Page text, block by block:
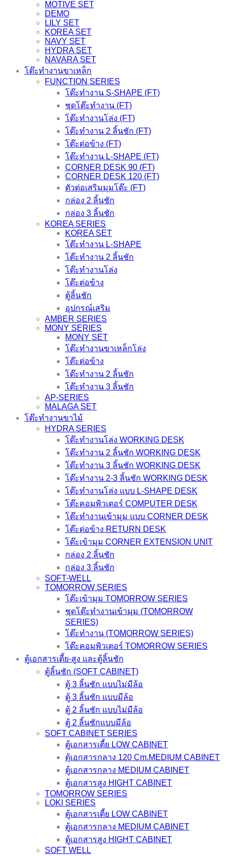
MOTIVE SET
DEMO
LILY SET
KOREA SET
NAVY SET
HYDRA SET
NAVARA SET
โต๊ะทำงานขาเหล็ก
FUNCTION SERIES
โต๊ะทำงาน S-SHAPE (FT)
ชุดโต๊ะทำงาน (FT)
โต๊ะทำงานโล่ง (FT)
โต๊ะทำงาน 2 ลิ้นชัก (FT)
โต๊ะต่อข้าง (FT)
โต๊ะทำงาน L-SHAPE (FT)
CORNER DESK 90 (FT)
CORNER DESK 120 (FT)
ตัวต่อเสริมมุมโต๊ะ (FT)
กล่อง 2 ลิ้นชัก
กล่อง 3 ลิ้นชัก
KOREA SERIES
KOREA SET
โต๊ะทำงาน L-SHAPE
โต๊ะทำงาน 2 ลิ้นชัก
โต๊ะทำงานโล่ง
โต๊ะต่อข้าง
ตู้ลิ้นชัก
อุปกรณ์เสริม
AMBER SERIES
MONY SERIES
MONY SET
โต๊ะทำงานขาเหล็กโล่ง
โต๊ะต่อข้าง
โต๊ะทำงาน 2 ลิ้นชัก
โต๊ะทำงาน 3 ลิ้นชัก
AP-SERIES
MALAGA SET
โต๊ะทำงานขาไม้
HYDRA SERIES
โต๊ะทำงานโล่ง WORKING DESK
โต๊ะทำงาน 2 ลิ้นชัก WORKING DESK
โต๊ะทำงาน 3 ลิ้นชัก WORKING DESK
โต๊ะทำงาน 2-3 ลิ้นชัก WORKING DESK
โต๊ะทำงานโล่ง แบบ L-SHAPE DESK
โต๊ะคอมพิวเตอร์ COMPUTER DESK
โต๊ะทำงานเข้ามุม แบบ CORNER DESK
โต๊ะต่อข้าง RETURN DESK
โต๊ะเข้ามุม CORNER EXTENSION UNIT
กล่อง 2 ลิ้นชัก
กล่อง 3 ลิ้นชัก
SOFT-WELL
TOMORROW SERIES
โต๊ะเข้ามุม TOMORROW SERIES
ชุดโต๊ะทำงานเข้ามุม (TOMORROW
SERIES)
โต๊ะทำงาน (TOMORROW SERIES)
โต๊ะคอมพิวเตอร์ TOMORROW SERIES
ตู้เอกสารเตี้ย-สูง และตู้ลิ้นชัก
ตู้ลิ้นชัก (SOFT CABINET)
ตู้ 3 ลิ้นชัก แบบไม่มีล้อ
ตู้ 3 ลิ้นชัก แบบมีล้อ
ตู้ 2 ลิ้นชัก แบบไม่มีล้อ
ตู้ 2 ลิ้นชักแบบมีล้อ
SOFT CABINET SERIES
ตู้เอกสารเตี้ย LOW CABINET
ตุ้เอกสารกลาง 120 Cm.MEDIUM CABINET
ตู้เอกสารกลาง MEDIUM CABINET
ตู้เอกสารสูง HIGHT CABINET
TOMORROW SERIES
LOKI SERIES
ตู้เอกสารเตี้ย LOW CABINET
ตู้เอกสารกลาง MEDIUM CABINET
ตู้เอกสารสูง HIGHT CABINET
SOFT WELL